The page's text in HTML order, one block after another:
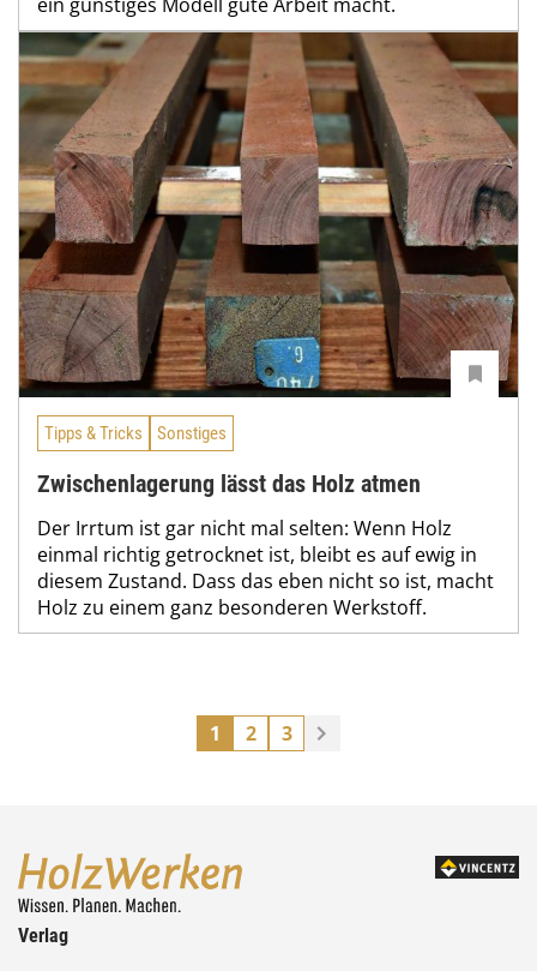
Tipps & Tricks Sonstiges
Zwischenlagerung lässt das Holz atmen
Der Irrtum ist gar nicht mal selten: Wenn Holz
einmal richtig getrocknet ist, bleibt es auf ewig in
diesem Zustand. Dass das eben nicht so ist, macht
Holz zu einem ganz besonderen Werkstoff.
1 2 3
Verlag